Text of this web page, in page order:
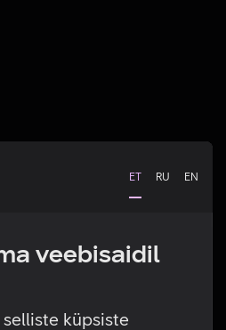
ET RU EN
veebisaidil
küpsiste